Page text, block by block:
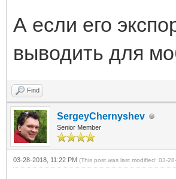
А если его
выводить для
Find
SergeyChernyshev
Senior Member
03-28-2018, 11:22 PM (This post was last modified: 03-